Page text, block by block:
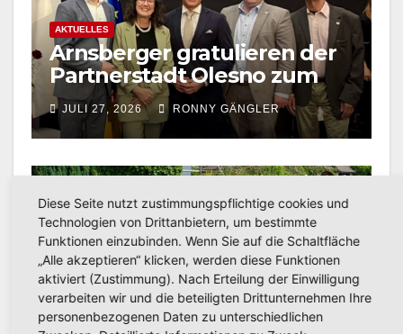
AKTUELLES
Arnsberger gratulieren der
Partnerstadt Olesno zum
800-jährigen Stadtjubiläum
JULI 27, 2026 RONNY GÄNGLER
Schützenfest Bachum 2026:
Fotos und Video vom
Festzug in Bachum jetzt
online
JULI 20, 2026 RONNY GÄNGLER
Diese Seite nutzt zustimmungspflichtige cookies und
Technologien von Drittanbietern, um bestimmte
Funktionen einzubinden. Wenn Sie auf die Schaltfläche
„Alle akzeptieren“ klicken, werden diese Funktionen
aktiviert (Zustimmung). Nach Erteilung der Einwilligung
verarbeiten wir und die beteiligten Drittunternehmen Ihre
personenbezogenen Daten zu unterschiedlichen